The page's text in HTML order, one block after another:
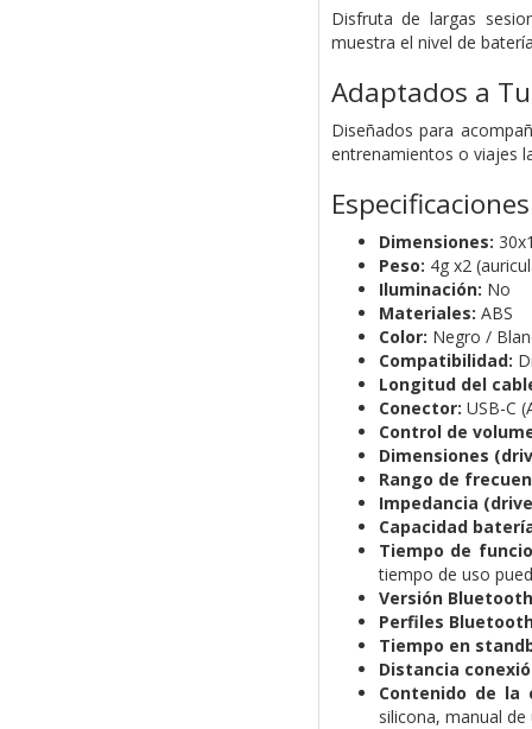
Disfruta de largas
muestra el nivel de
Adaptados a
Diseñados para
entrenamientos o viajes
Especificaciones
Dimensiones:
Peso: 4g x2
Iluminación: No
Materiales: ABS
Color: Negro /
Compatibilidad:
Longitud del
Conector: USB-C
Control de
Dimensiones
Rango de
Impedancia
Capacidad
Tiempo de
tiempo de uso
Versión
Perfiles
Tiempo en
Distancia
Contenido de
silicona, manual de